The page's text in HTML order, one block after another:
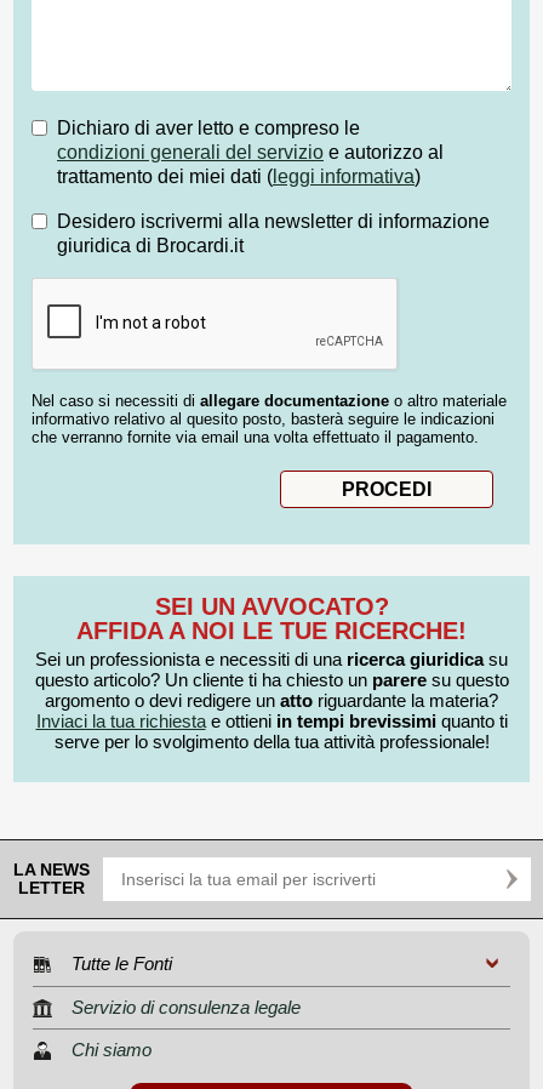
Dichiaro di aver letto e compreso le
condizioni generali del servizio e autorizzo al
trattamento dei miei dati ( leggi informativa)
Desidero iscrivermi alla newsletter di informazione
giuridica di Brocardi.it
Nel caso si necessiti di allegare documentazione o altro materiale
informativo relativo al quesito posto, basterà seguire le indicazioni
che verranno fornite via email una volta effettuato il pagamento.
SEI UN AVVOCATO?
AFFIDA A NOI LE TUE RICERCHE!
Sei un professionista e necessiti di una ricerca giuridicasu
questo articolo? Un cliente ti ha chiesto un pareresu questo
argomento o devi redigere un atto riguardante la materia?
Inviaci la tua richiestae ottieni in tempi brevissimiquanto ti
serve per lo svolgimento della tua attività professionale!
LA NEWS
LETTER
Tutte le Fonti
Servizio di consulenza legale
Chi siamo